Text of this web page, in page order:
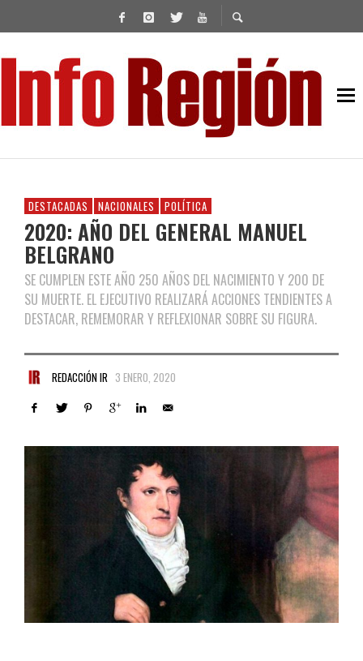
DESTACADAS NACIONALES POLÍTICA
2020: AÑO DEL GENERAL MANUEL
BELGRANO
SE CUMPLEN ESTE AÑO 250 AÑOS DEL NACIMIENTO Y 200 DE
SU MUERTE. EL EJECUTIVO REALIZARÁ ACCIONES TENDIENTES A
DESTACAR, REMEMORAR Y REFLEXIONAR SOBRE SU FIGURA.
REDACCIÓN IR 3 ENERO, 2020